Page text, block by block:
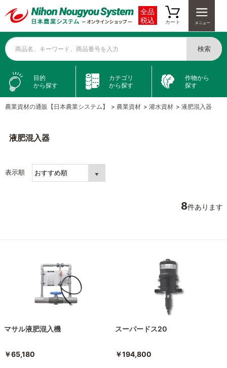
全品
税込
カート
商品名、キーワード、商品番号を入力 検索
目的
から探す
カテゴリ
から探す
作物から
探す
農業資材の通販【日本農業システム】 > 農業資材 > 灌水資材 > 液肥混入器
液肥混入器
表示順
8件あります
マサル液肥混入機
￥65,180
スーパードス20
￥194,800